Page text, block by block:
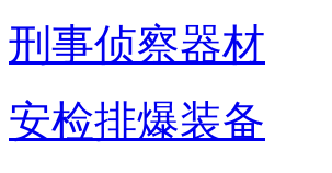
刑事侦察器材
安检排爆装备